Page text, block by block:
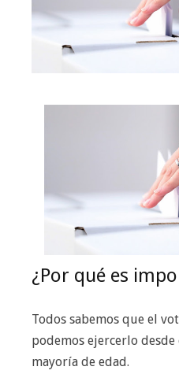
¿Por qué es
Todos sabemos que el
podemos ejercerlo
mayoría de edad.